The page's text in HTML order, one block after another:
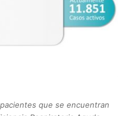
que se encuentran